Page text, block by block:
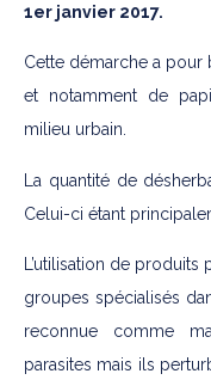
1er janvier 2017.
Cette démarche a pour
et notamment de
milieu urbain.
La quantité de
Celui-ci étant
L’utilisation de
groupes spécialisés
reconnue comme
parasites mais ils